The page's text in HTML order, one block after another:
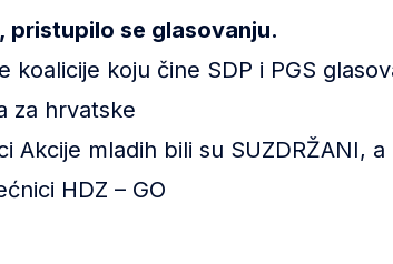
pristupilo se glasovanju.
koalicije koju čine SDP i PGS
za hrvatske
Akcije mladih bili su SUZDRŽANI, a
HDZ – GO